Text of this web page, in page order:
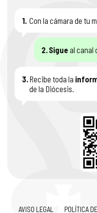
1. Con la cámara de tu
2.Sigue al canal
3.Recibe toda la
de la Diócesis.
AVISO LEGAL POLÍTICA